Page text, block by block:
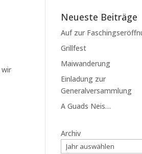
Neueste Beiträge
Auf zur
Grillfest
Maiwanderung
Einladung zur
Generalversammlung
A Guads Neis…
Archiv